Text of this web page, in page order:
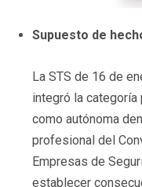
Supuesto de
La STS de 16 de
integró la
como autónoma
profesional del
Empresas de
establecer